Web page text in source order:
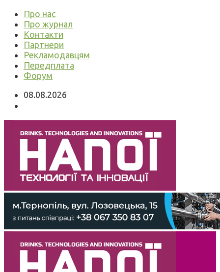
Про нас
Про журнал
Контакти
Партнери
Рекламодавцям
Передплата
Форум
08.08.2026